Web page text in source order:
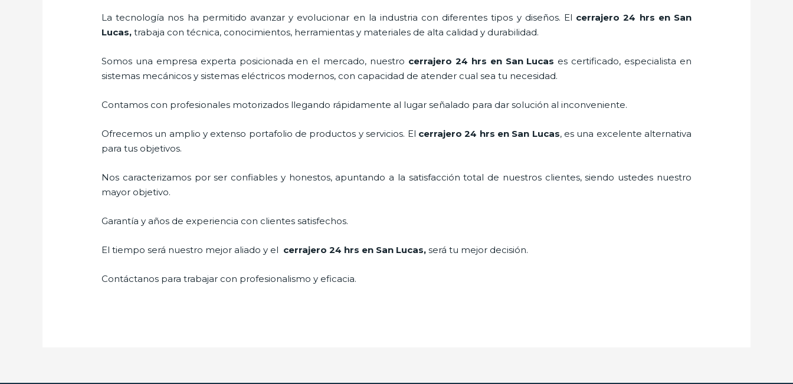
La tecnología nos ha permitido avanzar y evolucionar en la industria con diferentes tipos y diseños. El cerrajero 24 hrs en San
Lucas,trabaja con técnica, conocimientos, herramientas y materiales de alta calidad y durabilidad.
Somos una empresa experta posicionada en el mercado, nuestro cerrajero 24 hrs en San Lucas es certificado, especialista en
sistemas mecánicos y sistemas eléctricos modernos, con capacidad de atender cual sea tu necesidad.
Contamos con profesionales motorizados llegando rápidamente al lugar señalado para dar solución al inconveniente.
Ofrecemos un amplio y extenso portafolio de productos y servicios. El cerrajero 24 hrs en San Lucas, es una excelente alternativa
para tus objetivos.
Nos caracterizamos por ser confiables y honestos, apuntando a la satisfacción total de nuestros clientes, siendo ustedes nuestro
mayor objetivo.
Garantía y años de experiencia con clientes satisfechos.
El tiempo será nuestro mejor aliado y el cerrajero 24 hrs en San Lucas,será tu mejor decisión.
Contáctanos para trabajar con profesionalismo y eficacia.